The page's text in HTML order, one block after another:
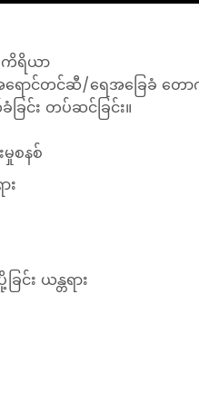
ကိရိယာ
ရောင်တင်ဆီ/ရေအခြေခံ တ
ြင်း တပ်ဆင်ခြင်း။
စနစ်
း
ြင်း ယန္တရား